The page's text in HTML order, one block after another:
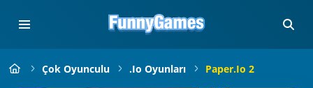
Çok Oyunculu .io Oyunları Paper.io 2